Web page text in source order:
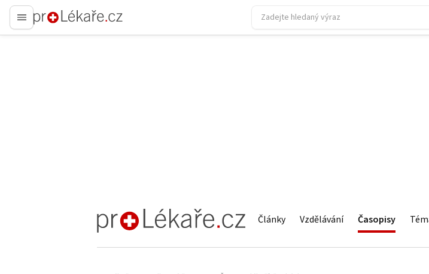
proLékaře.cz
proLékaře.cz Články Vzdělávání Časopisy